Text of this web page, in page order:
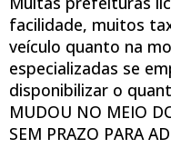
facilidade, muitos
veículo quanto na
especializadas se
disponibilizar o
MUDOU NO MEIO
SEM PRAZO PARA